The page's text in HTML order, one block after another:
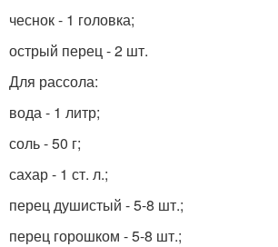
чеснок - 1 головка;
острый перец - 2 шт.
Для рассола:
вода - 1 литр;
соль - 50 г;
сахар - 1 ст. л.;
перец душистый - 5-8 шт.;
перец горошком - 5-8 шт.;